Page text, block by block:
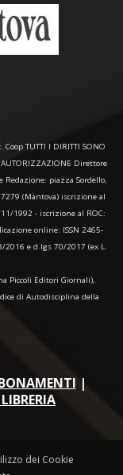
TUTTI I DIRITTI SONO
AUTORIZZAZIONE Direttore
piazza Sordello,
(Mantova) iscrizione al
1992 - iscrizione al ROC:
online: ISSN 2465-
e d.lgs 70/2017 (ex L.
Piccoli Editori Giornali),
di Autodisciplina della
|
dei Cookie